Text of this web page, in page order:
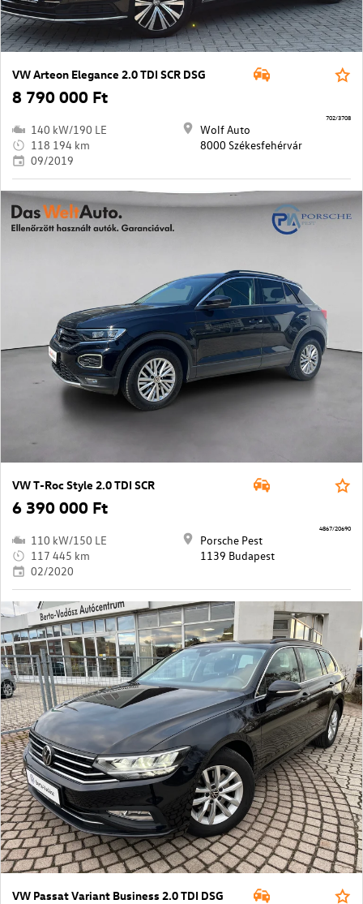
VW Arteon Elegance 2.0 TDI SCR DSG
8 790 000 Ft
140 kW/190 LE
118 194 km
09/2019
Wolf Auto
8000 Székesfehérvár
702/3708
VW T-Roc Style 2.0 TDI SCR
6 390 000 Ft
110 kW/150 LE
117 445 km
02/2020
Porsche Pest
1139 Budapest
4867/20690
VW Passat Variant Business 2.0 TDI DSG